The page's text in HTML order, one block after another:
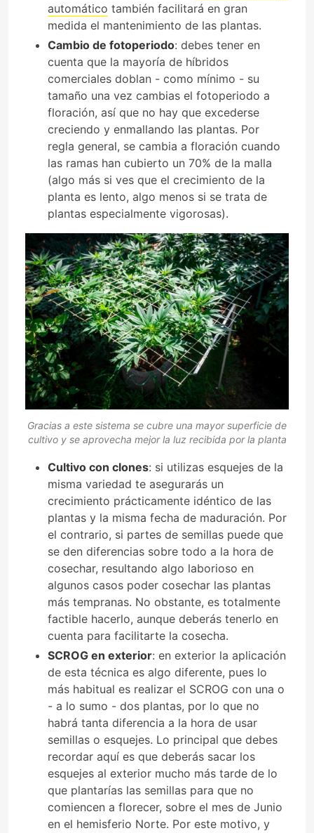
automático también facilitará en gran
medida el mantenimiento de las plantas.
Cambio de fotoperiodo: debes tener en
cuenta que la mayoría de híbridos
comerciales doblan - como mínimo - su
tamaño una vez cambias el fotoperiodo a
floración, así que no hay que excederse
creciendo y enmallando las plantas. Por
regla general, se cambia a floración cuando
las ramas han cubierto un 70% de la malla
(algo más si ves que el crecimiento de la
planta es lento, algo menos si se trata de
plantas especialmente vigorosas).
Gracias a este sistema se cubre una mayor superficie de
cultivo y se aprovecha mejor la luz recibida por la planta
Cultivo con clones: si utilizas esquejes de la
misma variedad te asegurarás un
crecimiento prácticamente idéntico de las
plantas y la misma fecha de maduración. Por
el contrario, si partes de semillas puede que
se den diferencias sobre todo a la hora de
cosechar, resultando algo laborioso en
algunos casos poder cosechar las plantas
más tempranas. No obstante, es totalmente
factible hacerlo, aunque deberás tenerlo en
cuenta para facilitarte la cosecha.
SCROG en exterior: en exterior la aplicación
de esta técnica es algo diferente, pues lo
más habitual es realizar el SCROG con una o
- a lo sumo - dos plantas, por lo que no
habrá tanta diferencia a la hora de usar
semillas o esquejes. Lo principal que debes
recordar aquí es que deberás sacar los
esquejes al exterior mucho más tarde de lo
que plantarías las semillas para que no
comiencen a florecer, sobre el mes de Junio
en el hemisferio Norte. Por este motivo, y